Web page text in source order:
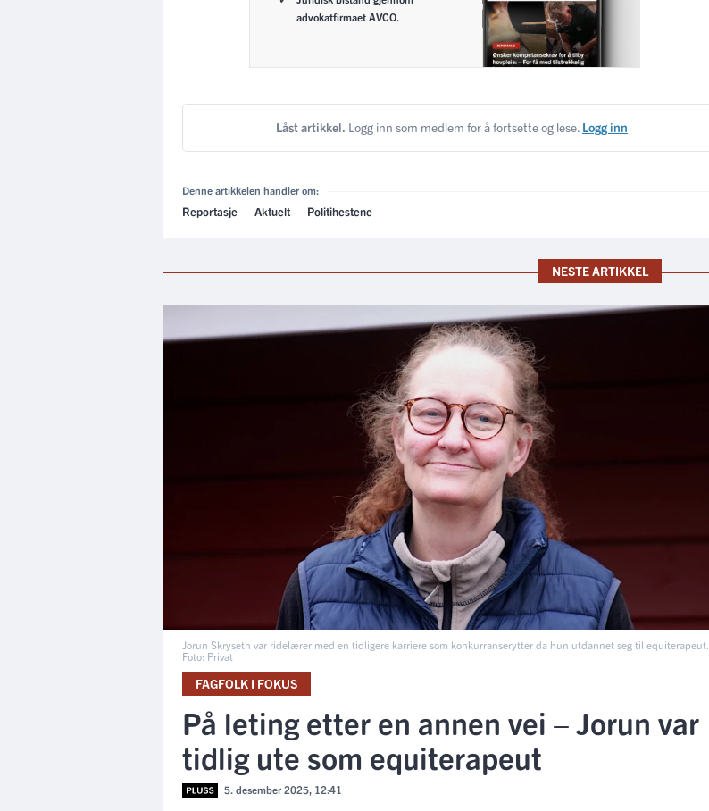
advokatfirmaet AVCO.
Låst artikkel. Logg inn som medlem for å fortsette og lese. Logg inn
Denne artikkelen handler om:
Reportasje Aktuelt Politihestene
NESTE ARTIKKEL
Jorun Skryseth var ridelærer med en tidligere karriere som konkurranserytter da hun utdannet seg til equiterapeut.
Foto: Privat
FAGFOLK I FOKUS
På leting etter en annen vei – Jorun var
tidlig ute som equiterapeut
5. desember 2025, 12:41